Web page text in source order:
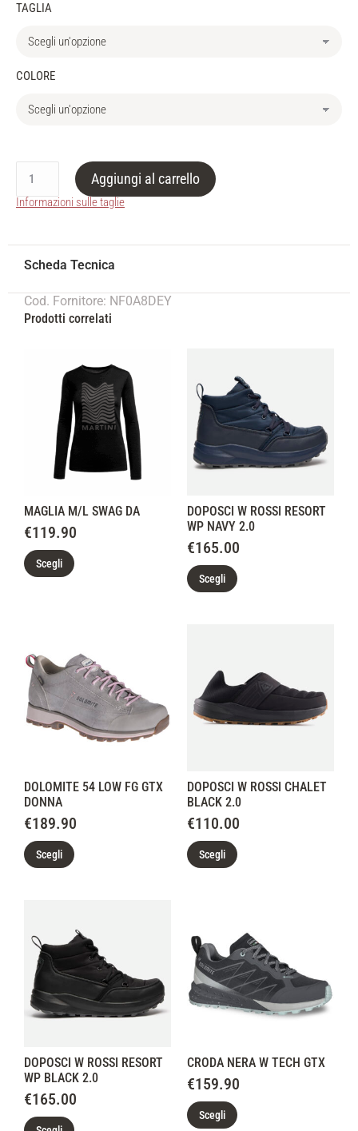
TAGLIA
COLORE
Aggiungi al carrello
Informazioni sulle taglie
Cod. Fornitore: NF0A8DEY
Prodotti correlati
MAGLIA M/L SWAG DA
€119.90
Scegli
DOPOSCI W ROSSI RESORT
WP NAVY 2.0
€165.00
Scegli
DOLOMITE 54 LOW FG GTX
DONNA
€189.90
Scegli
DOPOSCI W ROSSI CHALET
BLACK 2.0
€110.00
Scegli
DOPOSCI W ROSSI RESORT
WP BLACK 2.0
€165.00
CRODA NERA W TECH GTX
€159.90
Scegli